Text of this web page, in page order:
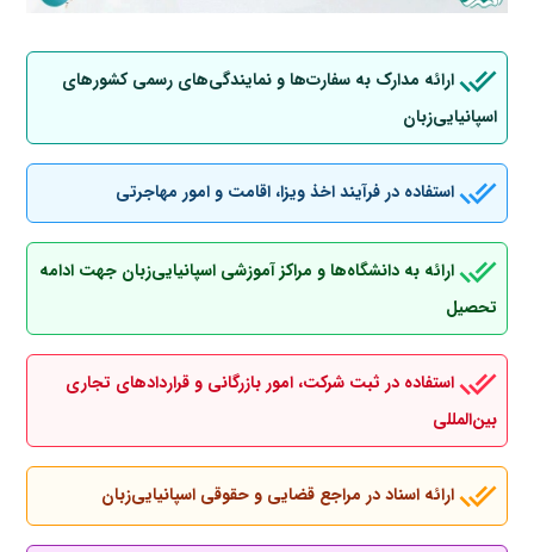
ارائه مدارک به سفارت‌ها و نمایندگی‌های رسمی کشورهای
اسپانیایی‌زبان
استفاده در فرآیند اخذ ویزا، اقامت و امور مهاجرتی
ارائه به دانشگاه‌ها و مراکز آموزشی اسپانیایی‌زبان جهت ادامه
تحصیل
استفاده در ثبت شرکت، امور بازرگانی و قراردادهای تجاری
بین‌المللی
ارائه اسناد در مراجع قضایی و حقوقی اسپانیایی‌زبان